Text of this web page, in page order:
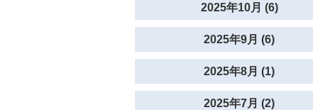
2025年10月 (6)
2025年9月 (6)
2025年8月 (1)
2025年7月 (2)